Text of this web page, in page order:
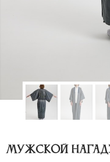
Мужской